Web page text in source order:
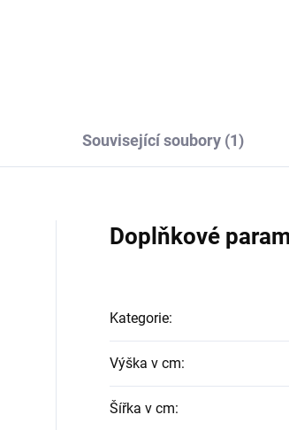
Související soubory (1)
Doplňkové
Kategorie:
Výška v cm:
Šířka v cm: